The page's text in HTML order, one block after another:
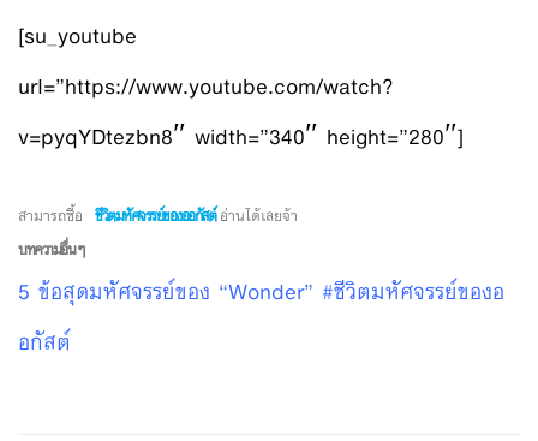
[su_youtube
url=”https://www.youtube.com/watch?
v=pyqYDtezbn8″ width=”340″ height=”280″]
สามารถซื้อ ชีวิตมหัศจรรย์ของออกัสต์อ่านได้เลยจ้า
บทความอื่นๆ
5 ข้อสุดมหัศจรรย์ของ “Wonder” #ชีวิตมหัศจรรย์ของอ
อกัสต์